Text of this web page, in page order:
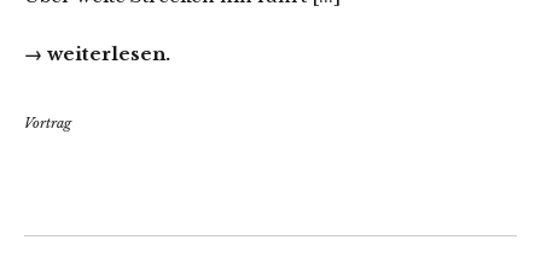
→ weiterlesen.
Vortrag